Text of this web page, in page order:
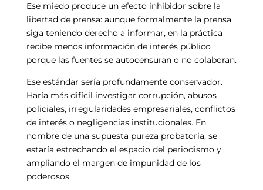
Ese miedo produce un efecto inhibidor sobre la
libertad de prensa: aunque formalmente la prensa
siga teniendo derecho a informar, en la práctica
recibe menos información de interés público
porque las fuentes se autocensuran o no colaboran.
Ese estándar sería profundamente conservador.
Haría más difícil investigar corrupción, abusos
policiales, irregularidades empresariales, conflictos
de interés o negligencias institucionales. En
nombre de una supuesta pureza probatoria, se
estaría estrechando el espacio del periodismo y
ampliando el margen de impunidad de los
poderosos.